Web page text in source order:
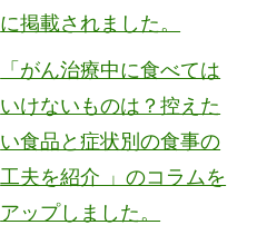
に掲載されました。
「がん治療中に食べては
いけないものは？控えた
い食品と症状別の食事の
工夫を紹介 」のコラムを
アップしました。